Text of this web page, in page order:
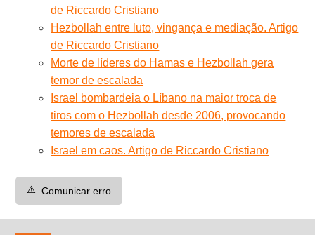
de Riccardo Cristiano
Hezbollah entre luto, vingança e mediação. Artigo
de Riccardo Cristiano
Morte de líderes do Hamas e Hezbollah gera
temor de escalada
Israel bombardeia o Líbano na maior troca de
tiros com o Hezbollah desde 2006, provocando
temores de escalada
Israel em caos. Artigo de Riccardo Cristiano
⚠️ Comunicar erro